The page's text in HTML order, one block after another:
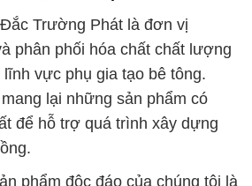
để hỗ trợ quá trình xây dựng
phẩm độc đáo của chúng tôi là
gia tạo bê tông chất lượng cao
thiện quá trình trao đổi chất
ngũ chuyên gia và kỹ thuật viên
nghiệm và kiến thức chuyên